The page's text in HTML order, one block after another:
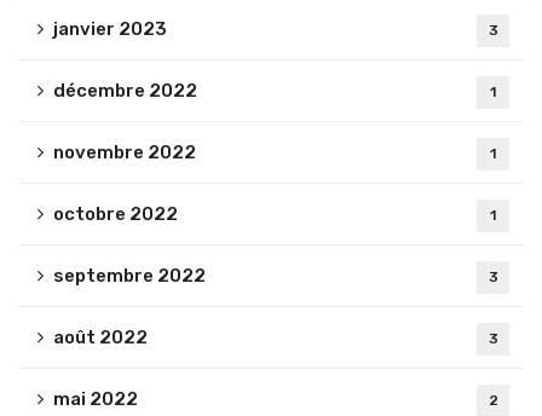
janvier 2023 3
décembre 2022 1
novembre 2022 1
octobre 2022 1
septembre 2022 3
août 2022 3
mai 2022 2